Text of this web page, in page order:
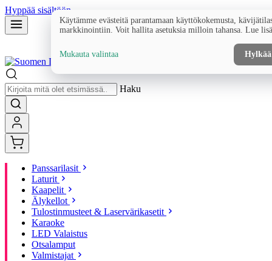
Hyppää sisältöön
Haku
Panssarilasit
Laturit
Kaapelit
Älykellot
Tulostinmusteet & Laservärikasetit
Karaoke
LED Valaistus
Otsalamput
Valmistajat
Käytämme evästeitä parantamaan käyttökokemusta,
markkinointiin. Voit hallita asetuksia milloin tahansa. Lue
Mukauta valintaa Hylkää